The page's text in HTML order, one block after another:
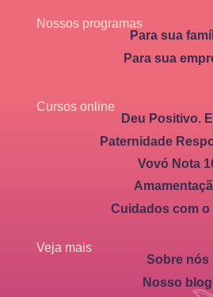
Nossos programas
Para sua
Para sua
Cursos online
Deu Positivo.
Paternidade
Vovó Nota
Cuidados com o
Veja mais
Sobre nós
Nosso blog